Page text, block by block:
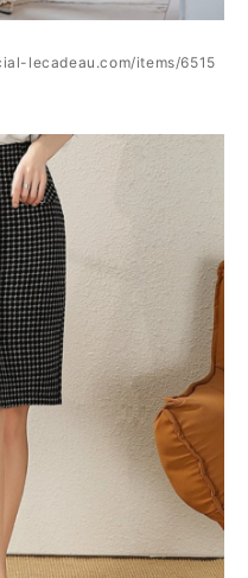
lecadeau.com/items/6515